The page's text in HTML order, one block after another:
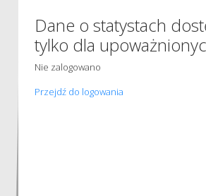
Dane o statystach
tylko dla
Nie zalogowano
Przejdź do logowania